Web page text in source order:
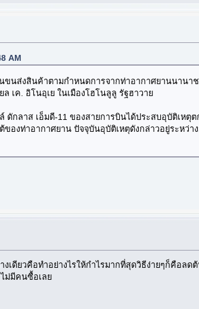
AM
ขนส่งสินค้าตามกำหนดการจากท่าอากาศยานนาน
เค. อิโนอุเย ในเมืองโฮโนลูลู รัฐฮาวาย
กลาส เอ็มดี-11 ของสายการบินได้ประสบอุบัติเหตุ
ของท่าอากาศยาน ปัจจุบันอุบัติเหตุดังกล่าวอยู่ระห
ดียวคือทำอย่างไรให้กำไรมากที่สุดวิธีง่ายๆก็คือล
ม่มีคนซื้อเลย